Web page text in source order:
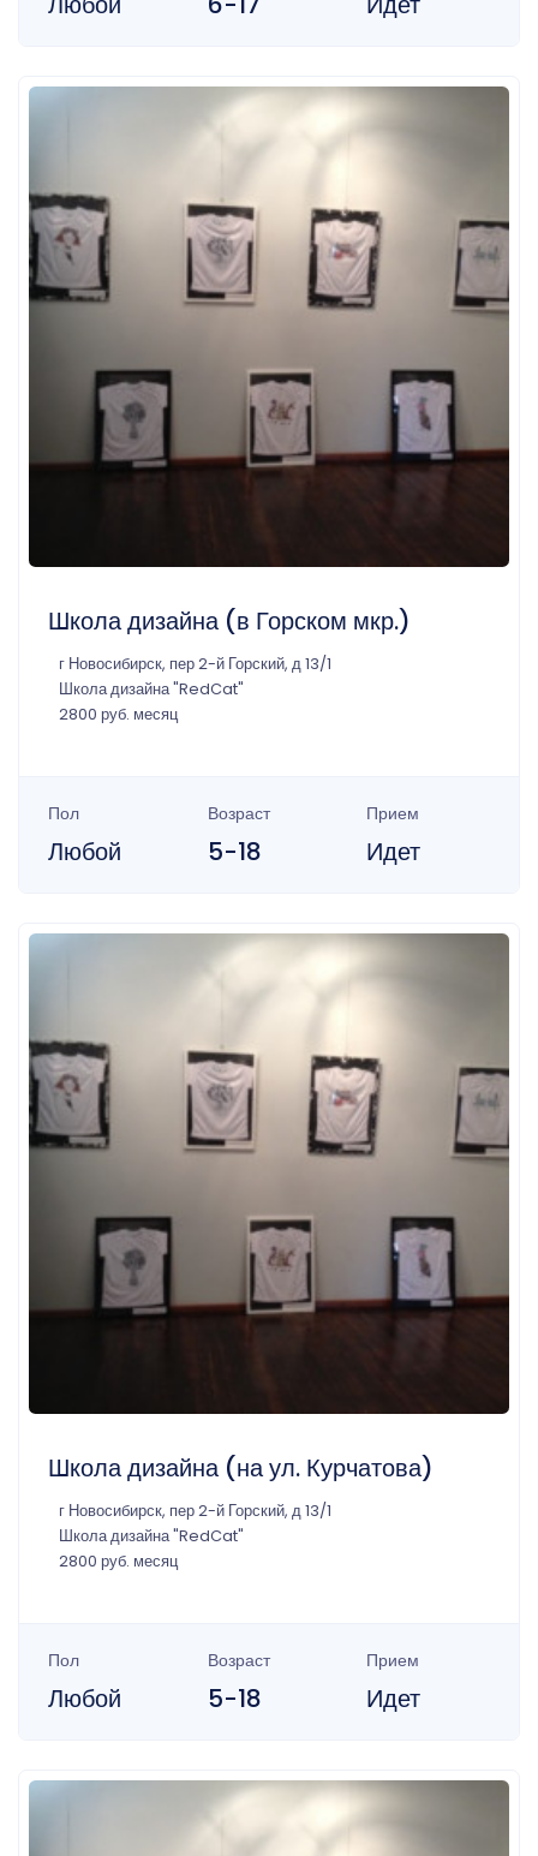
Школа дизайна (в Горском мкр.)
г Новосибирск, пер 2-й Горский, д 13/1
Школа дизайна "RedCat"
2800 руб. месяц
Пол
Любой
Возраст
5-18
Прием
Идет
Школа дизайна (на ул. Курчатова)
г Новосибирск, пер 2-й Горский, д 13/1
Школа дизайна "RedCat"
2800 руб. месяц
Пол
Любой
Возраст
5-18
Прием
Идет